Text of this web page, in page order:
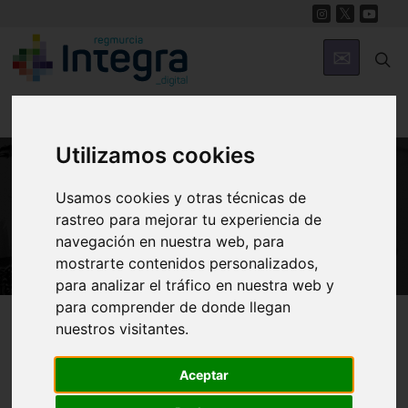
Utilizamos cookies
Usamos cookies y otras técnicas de
rastreo para mejorar tu experiencia de
navegación en nuestra web, para
mostrarte contenidos personalizados,
para analizar el tráfico en nuestra web y
para comprender de donde llegan
nuestros visitantes.
Aceptar
FIESTAS
Recetas Huertanas
Región de Murcia Digital Fiestas Bando de la Huerta